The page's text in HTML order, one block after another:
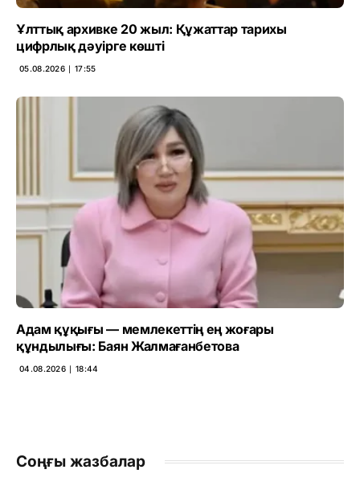
Ұлттық архивке 20 жыл: Құжаттар тарихы
цифрлық дәуірге көшті
05.08.2026 ∣ 17:55
Адам құқығы — мемлекеттің ең жоғары
құндылығы: Баян Жалмағанбетова
04.08.2026 ∣ 18:44
Соңғы жазбалар